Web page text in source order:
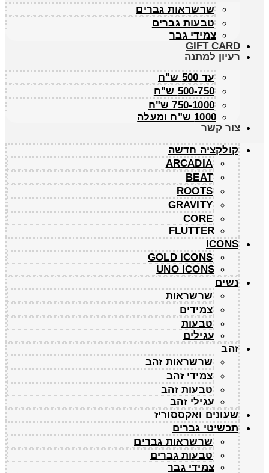
שרשראות גברים
טבעות גברים
צמידי גבר
GIFT CARD
רעיון למתנה
עד 500 ש"ח
500-750 ש"ח
750-1000 ש"ח
1000 ש"ח ומעלה
צור קשר
קולקציה חדשה
ARCADIA
BEAT
ROOTS
GRAVITY
CORE
FLUTTER
ICONS
GOLD ICONS
UNO ICONS
נשים
שרשראות
צמידים
טבעות
עגילים
זהב
שרשראות זהב
צמידי זהב
טבעות זהב
עגילי זהב
שעונים ואקססוריז
תכשיטי גברים
שרשראות גברים
טבעות גברים
צמידי גבר